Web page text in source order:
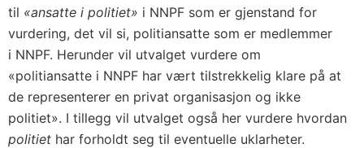
til «ansatte i politiet» i NNPF som er gjenstand for
vurdering, det vil si, politiansatte som er medlemmer
i NNPF. Herunder vil utvalget vurdere om
«politiansatte i NNPF har vært tilstrekkelig klare på at
de representerer en privat organisasjon og ikke
politiet». I tillegg vil utvalget også her vurdere hvordan
politiet har forholdt seg til eventuelle uklarheter.